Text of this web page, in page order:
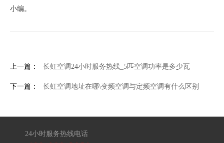
小编。
上一篇： 长虹空调24小时服务热线_5匹空调功率是多少瓦
下一篇： 长虹空调地址在哪\变频空调与定频空调有什么区别
24小时服务热线电话